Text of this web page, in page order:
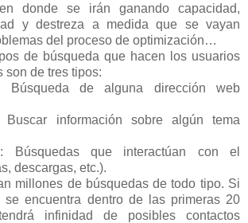
donde se irán ganando capacidad,
y destreza a medida que se vayan
del proceso de optimización…
de búsqueda que hacen los usuarios
son de tres tipos:
Búsqueda de alguna dirección web
Buscar información sobre algún tema
: Búsquedas que interactúan con el
descargas, etc.).
millones de búsquedas de todo tipo. Si
se encuentra dentro de las primeras 20
infinidad de posibles contactos